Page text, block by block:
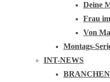
Deine
Frau
Von
Montags-
INT-NEWS